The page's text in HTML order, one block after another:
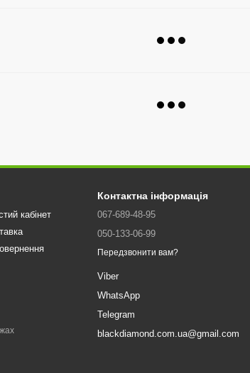
кабінет
Контактна інформація
067-689-48-95
050-133-06-99
Передзвонити вам?
Viber
WhatsApp
Telegram
blackdiamond.com.ua@gmail.com